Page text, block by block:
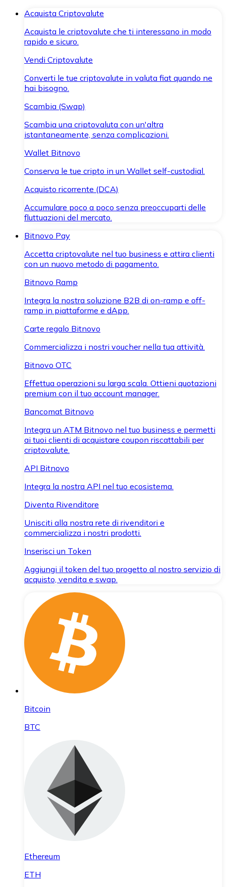
Acquista Criptovalute
Acquista le criptovalute che ti interessano in modo
rapido e sicuro.
Vendi Criptovalute
Converti le tue criptovalute in valuta fiat quando ne
hai bisogno.
Scambia (Swap)
Scambia una criptovaluta con un'altra
istantaneamente, senza complicazioni.
Wallet Bitnovo
Conserva le tue cripto in un Wallet self-custodial.
Acquisto ricorrente (DCA)
Accumulare poco a poco senza preoccuparti delle
fluttuazioni del mercato.
Bitnovo Pay
Accetta criptovalute nel tuo business e attira clienti
con un nuovo metodo di pagamento.
Bitnovo Ramp
Integra la nostra soluzione B2B di on-ramp e off-
ramp in piattaforme e dApp.
Carte regalo Bitnovo
Commercializza i nostri voucher nella tua attività.
Bitnovo OTC
Effettua operazioni su larga scala. Ottieni quotazioni
premium con il tuo account manager.
Bancomat Bitnovo
Integra un ATM Bitnovo nel tuo business e permetti
ai tuoi clienti di acquistare coupon riscattabili per
criptovalute.
API Bitnovo
Integra la nostra API nel tuo ecosistema.
Diventa Rivenditore
Unisciti alla nostra rete di rivenditori e
commercializza i nostri prodotti.
Inserisci un Token
Aggiungi il token del tuo progetto al nostro servizio di
acquisto, vendita e swap.
Bitcoin
BTC
Ethereum
ETH